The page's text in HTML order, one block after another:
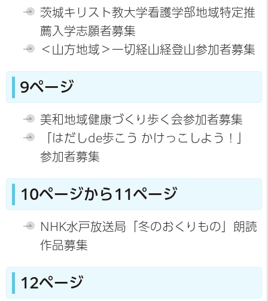
茨城キリスト教大学看護学部地域特定推
薦入学志願者募集
＜山方地域＞一切経山経登山参加者募集
9ページ
美和地域健康づくり歩く会参加者募集
「はだしde歩こう かけっこしよう！」
参加者募集
10ページから11ページ
NHK水戸放送局「冬のおくりもの」朗読
作品募集
12ページ